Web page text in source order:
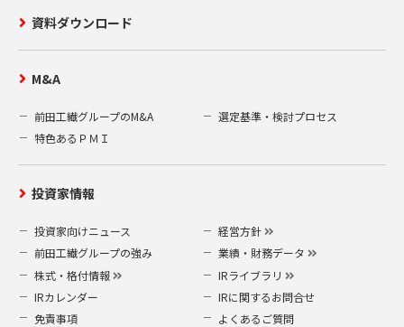
資料ダウンロード
M&A
前田工繊グループのM&A
選定基準・検討プロセス
特色あるＰＭＩ
投資家情報
投資家向けニュース
経営方針
前田工繊グループの強み
業績・財務データ
株式・格付情報
IRライブラリ
IRカレンダー
IRに関するお問合せ
免責事項
よくあるご質問